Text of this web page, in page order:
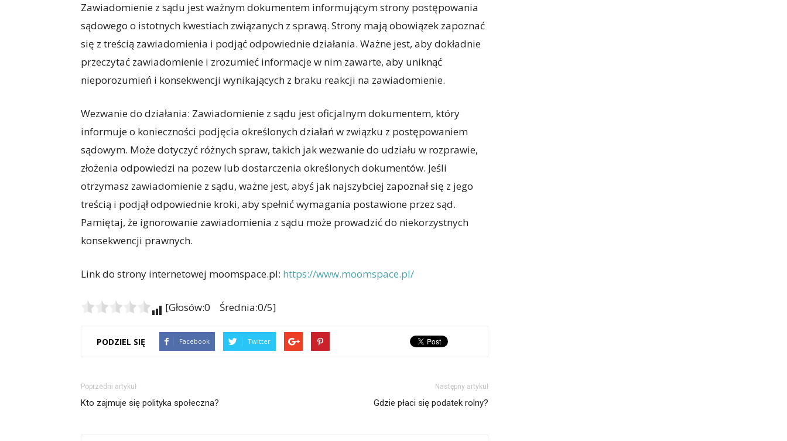
Zawiadomienie z sądu jest ważnym dokumentem informującym strony postępowania
sądowego o istotnych kwestiach związanych z sprawą. Strony mają obowiązek zapoznać
się z treścią zawiadomienia i podjąć odpowiednie działania. Ważne jest, aby dokładnie
przeczytać zawiadomienie i zrozumieć informacje w nim zawarte, aby uniknąć
nieporozumień i konsekwencji wynikających z braku reakcji na zawiadomienie.
Wezwanie do działania: Zawiadomienie z sądu jest oficjalnym dokumentem, który
informuje o konieczności podjęcia określonych działań w związku z postępowaniem
sądowym. Może dotyczyć różnych spraw, takich jak wezwanie do udziału w rozprawie,
złożenia odpowiedzi na pozew lub dostarczenia określonych dokumentów. Jeśli
otrzymasz zawiadomienie z sądu, ważne jest, abyś jak najszybciej zapoznał się z jego
treścią i podjął odpowiednie kroki, aby spełnić wymagania postawione przez sąd.
Pamiętaj, że ignorowanie zawiadomienia z sądu może prowadzić do niekorzystnych
konsekwencji prawnych.
Link do strony internetowej moomspace.pl: https://www.moomspace.pl/
[Głosów:0 Średnia:0/5]
PODZIEL SIĘ Facebook Twitter
Poprzedni artykuł
Kto zajmuje się polityka społeczna?
Następny artykuł
Gdzie płaci się podatek rolny?